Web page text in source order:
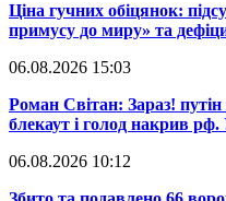
​Ціна гучних обіцянок:
примусу до миру» та
06.08.2026 15:03
​Роман Світан: Зараз!
блекаут і голод накрив
06.08.2026 10:12